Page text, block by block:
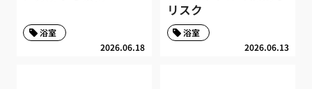
2026.06.18
浴室
リスク
2026.06.13
浴室